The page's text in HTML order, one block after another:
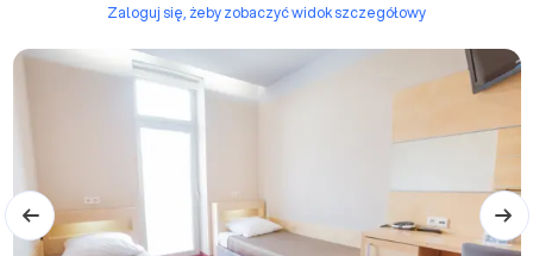
Zaloguj się, żeby zobaczyć widok szczegółowy